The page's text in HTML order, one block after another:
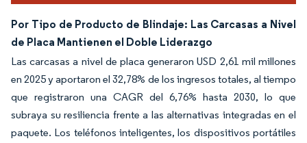
Por Tipo de Producto de Blindaje: Las Carcasas a Nivel
de Placa Mantienen el Doble Liderazgo
Las carcasas a nivel de placa generaron USD 2,61 mil millones
en 2025 y aportaron el 32,78% de los ingresos totales, al tiempo
que registraron una CAGR del 6,76% hasta 2030, lo que
subraya su resiliencia frente a las alternativas integradas en el
paquete. Los teléfonos inteligentes, los dispositivos portátiles